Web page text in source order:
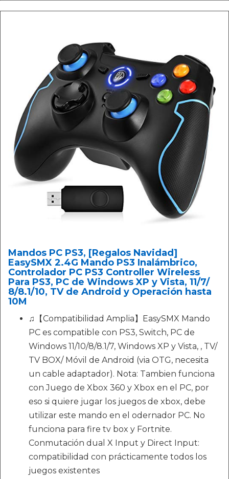
Mandos PC PS3, [Regalos Navidad]
EasySMX 2.4G Mando PS3 Inalámbrico,
Controlador PC PS3 Controller Wireless
Para PS3, PC de Windows XP y Vista, 11/7/
8/8.1/10, TV de Android y Operación hasta
10M
♫【Compatibilidad Amplia】EasySMX Mando
PC es compatible con PS3, Switch, PC de
Windows 11/10/8/8.1/7, Windows XP y Vista, , TV/
TV BOX/ Móvil de Android (via OTG, necesita
un cable adaptador). Nota: Tambien funciona
con Juego de Xbox 360 y Xbox en el PC, por
eso si quiere jugar los juegos de xbox, debe
utilizar este mando en el odernador PC. No
funciona para fire tv box y Fortnite.
Conmutación dual X Input y Direct Input:
compatibilidad con prácticamente todos los
juegos existentes